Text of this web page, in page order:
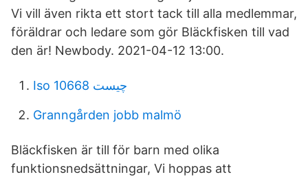
Vi vill även rikta ett stort tack till alla medlemmar,
föräldrar och ledare som gör Bläckfisken till vad
den är! Newbody. 2021-04-12 13:00.
Iso 10668 چیست
Granngården jobb malmö
Bläckfisken är till för barn med olika
funktionsnedsättningar, Vi hoppas att